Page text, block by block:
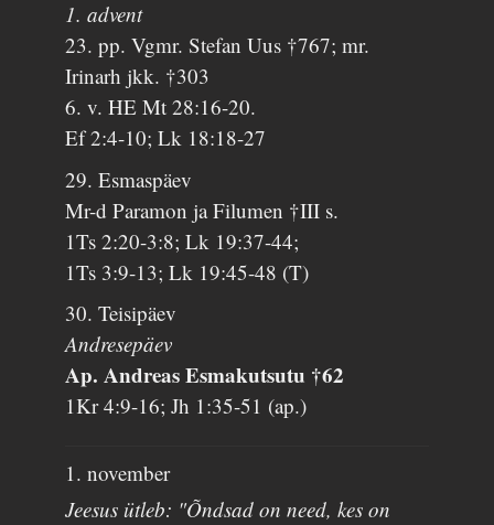
1. advent
23. pp. Vgmr. Stefan Uus †767; mr.
Irinarh jkk. †303
6. v. HE Mt 28:16-20.
Ef 2:4-10; Lk 18:18-27
29. Esmaspäev
Mr-d Paramon ja Filumen †III s.
1Ts 2:20-3:8; Lk 19:37-44;
1Ts 3:9-13; Lk 19:45-48 (T)
30. Teisipäev
Andresepäev
Ap. Andreas Esmakutsutu †62
1Kr 4:9-16; Jh 1:35-51 (ap.)
1. november
Jeesus ütleb: "Õndsad on need, kes on